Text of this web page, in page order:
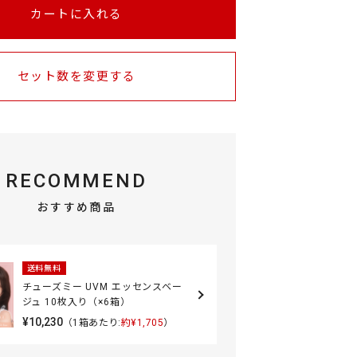
カートに入れる
セット数を変更する
RECOMMEND
おすすめ商品
送料無料
チューズミー UVM エッセンスベー
ジュ 10枚入り（×6箱）
¥10,230（1箱あたり:約¥1,705）